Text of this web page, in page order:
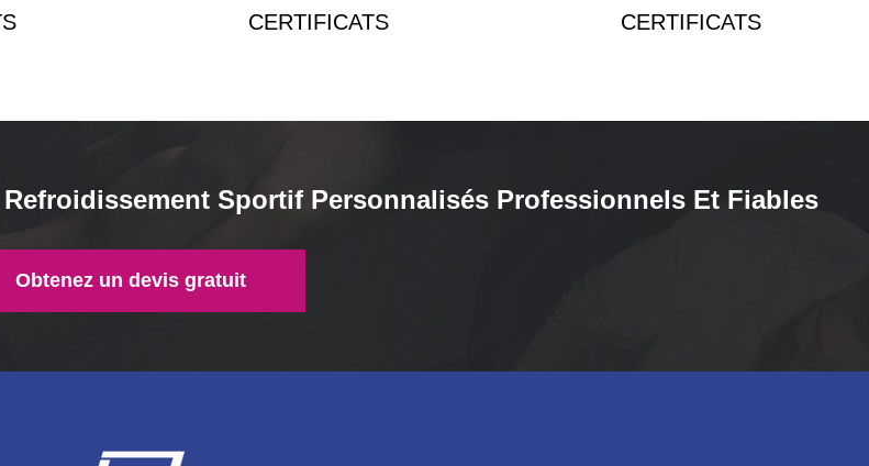
CERTIFICATS CERTIFICATS
Sportif Personnalisés Professionnels Et Fiables
Obtenez un devis gratuit